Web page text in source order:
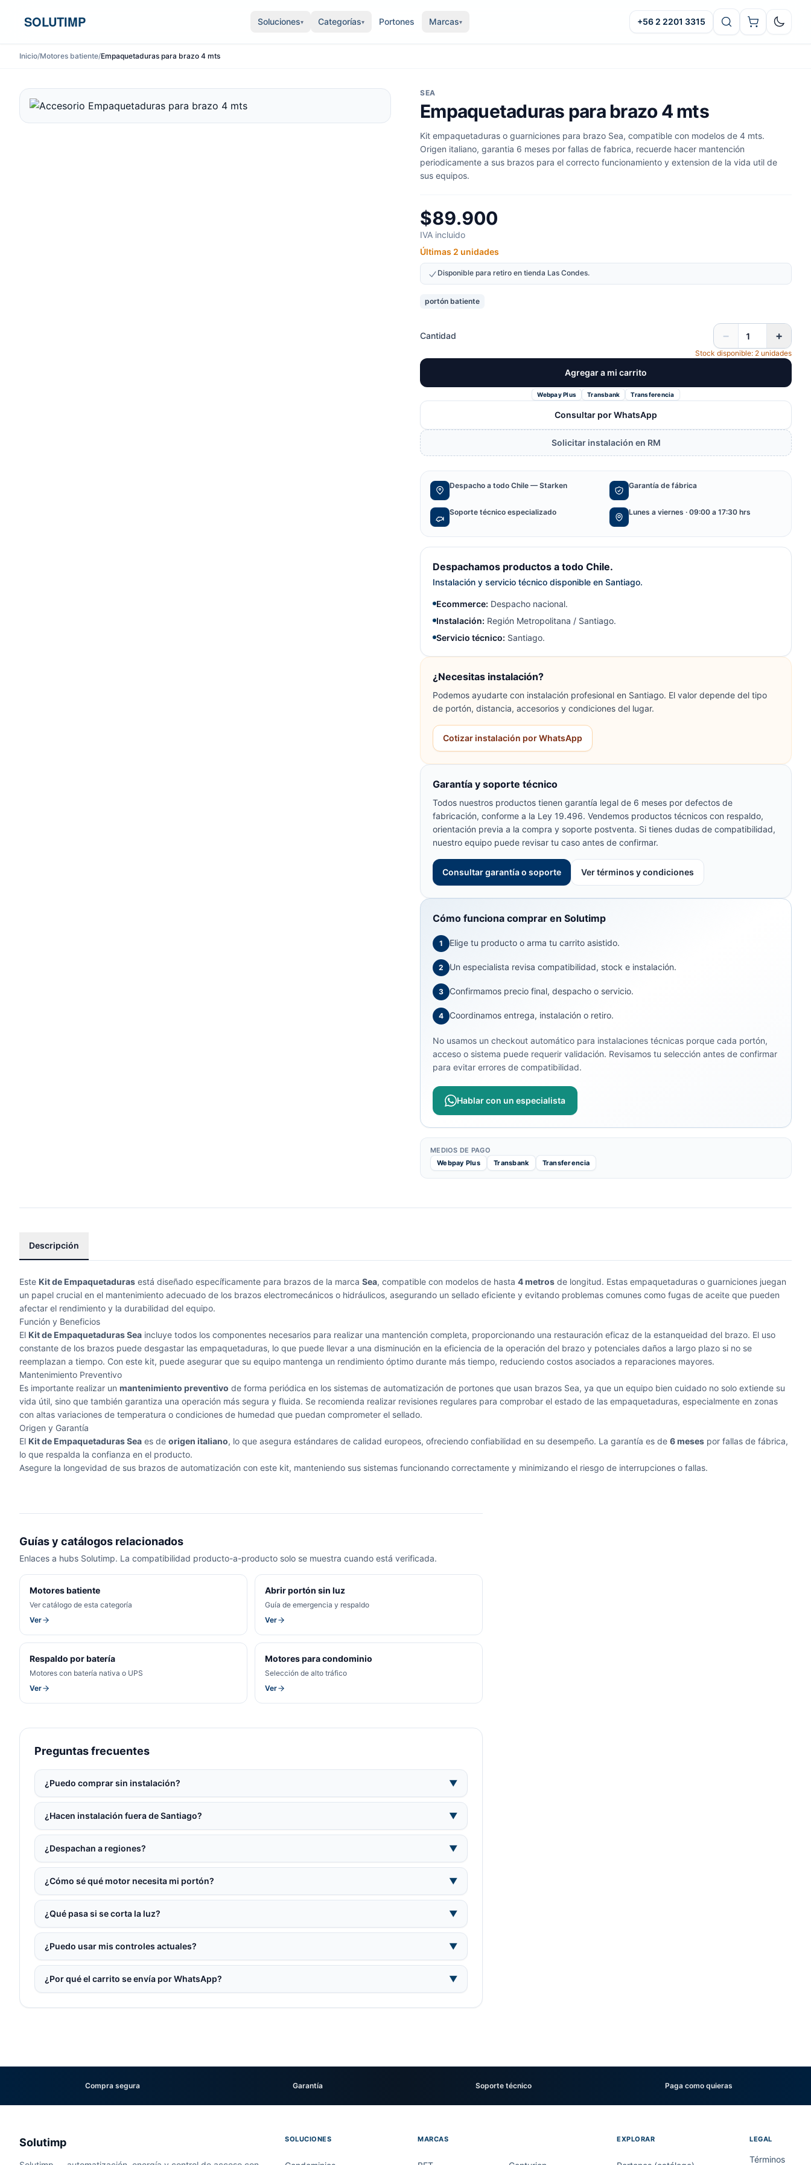
SOLUTIMP Soluciones▾ Categorías▾ Portones Marcas▾ +56 2 2201 3315 Oscuro
Inicio/Motores batiente/Empaquetaduras para brazo 4 mts
SEA
Empaquetaduras para brazo 4 mts
Kit empaquetaduras o guarniciones para brazo Sea, compatible con modelos de 4 mts.
Origen italiano, garantia 6 meses por fallas de fabrica, recuerde hacer mantención
periodicamente a sus brazos para el correcto funcionamiento y extension de la vida util de
sus equipos.
$89.900
IVA incluido
Últimas 2 unidades
Disponible para retiro en tienda Las Condes.
portón batiente
Cantidad − +
Stock disponible: 2 unidades
Agregar a mi carrito
Webpay Plus Transbank Transferencia
Consultar por WhatsApp
Solicitar instalación en RM
Despacho a todo Chile — Starken Garantía de fábrica
Soporte técnico especializado Lunes a viernes · 09:00 a 17:30 hrs
Despachamos productos a todo Chile.
Instalación y servicio técnico disponible en Santiago.
Ecommerce: Despacho nacional.
Instalación: Región Metropolitana / Santiago.
Servicio técnico: Santiago.
¿Necesitas instalación?
Podemos ayudarte con instalación profesional en Santiago. El valor depende del tipo
de portón, distancia, accesorios y condiciones del lugar.
Cotizar instalación por WhatsApp
Garantía y soporte técnico
Todos nuestros productos tienen garantía legal de 6 meses por defectos de
fabricación, conforme a la Ley 19.496. Vendemos productos técnicos con respaldo,
orientación previa a la compra y soporte postventa. Si tienes dudas de compatibilidad,
nuestro equipo puede revisar tu caso antes de confirmar.
Consultar garantía o soporte Ver términos y condiciones
Cómo funciona comprar en Solutimp
1 Elige tu producto o arma tu carrito asistido.
2 Un especialista revisa compatibilidad, stock e instalación.
3 Confirmamos precio final, despacho o servicio.
4 Coordinamos entrega, instalación o retiro.
No usamos un checkout automático para instalaciones técnicas porque cada portón,
acceso o sistema puede requerir validación. Revisamos tu selección antes de confirmar
para evitar errores de compatibilidad.
Hablar con un especialista
MEDIOS DE PAGO
Webpay Plus
Transbank Transferencia
Descripción
Este Kit de Empaquetaduras está diseñado específicamente para brazos de la marca Sea, compatible con modelos de hasta 4 metros de longitud. Estas empaquetaduras o guarniciones juegan
un papel crucial en el mantenimiento adecuado de los brazos electromecánicos o hidráulicos, asegurando un sellado eficiente y evitando problemas comunes como fugas de aceite que pueden
afectar el rendimiento y la durabilidad del equipo.
Función y Beneficios
El Kit de Empaquetaduras Sea incluye todos los componentes necesarios para realizar una mantención completa, proporcionando una restauración eficaz de la estanqueidad del brazo. El uso
constante de los brazos puede desgastar las empaquetaduras, lo que puede llevar a una disminución en la eficiencia de la operación del brazo y potenciales daños a largo plazo si no se
reemplazan a tiempo. Con este kit, puede asegurar que su equipo mantenga un rendimiento óptimo durante más tiempo, reduciendo costos asociados a reparaciones mayores.
Mantenimiento Preventivo
Es importante realizar un mantenimiento preventivo de forma periódica en los sistemas de automatización de portones que usan brazos Sea, ya que un equipo bien cuidado no solo extiende su
vida útil, sino que también garantiza una operación más segura y fluida. Se recomienda realizar revisiones regulares para comprobar el estado de las empaquetaduras, especialmente en zonas
con altas variaciones de temperatura o condiciones de humedad que puedan comprometer el sellado.
Origen y Garantía
El Kit de Empaquetaduras Sea es de origen italiano, lo que asegura estándares de calidad europeos, ofreciendo confiabilidad en su desempeño. La garantía es de 6 meses por fallas de fábrica,
lo que respalda la confianza en el producto.
Asegure la longevidad de sus brazos de automatización con este kit, manteniendo sus sistemas funcionando correctamente y minimizando el riesgo de interrupciones o fallas.
Guías y catálogos relacionados
Enlaces a hubs Solutimp. La compatibilidad producto-a-producto solo se muestra cuando está verificada.
Motores batiente
Ver catálogo de esta categoría
Ver
Abrir portón sin luz
Guía de emergencia y respaldo
Ver
Respaldo por batería
Motores con batería nativa o UPS
Ver
Motores para condominio
Selección de alto tráfico
Ver
Preguntas frecuentes
¿Puedo comprar sin instalación? ▼
¿Hacen instalación fuera de Santiago? ▼
¿Despachan a regiones? ▼
¿Cómo sé qué motor necesita mi portón? ▼
¿Qué pasa si se corta la luz? ▼
¿Puedo usar mis controles actuales? ▼
¿Por qué el carrito se envía por WhatsApp? ▼
Compra segura Garantía Soporte técnico Paga como quieras
Solutimp SOLUCIONES MARCAS EXPLORAR LEGAL
Términos